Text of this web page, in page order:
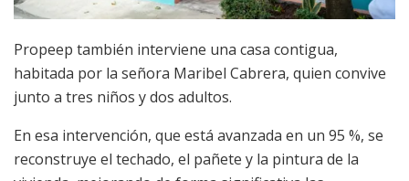
Propeep también interviene una casa contigua,
habitada por la señora Maribel Cabrera, quien convive
junto a tres niños y dos adultos.
En esa intervención, que está avanzada en un 95 %, se
reconstruye el techado, el pañete y la pintura de la